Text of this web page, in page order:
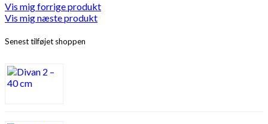
Vis mig forrige produkt
Vis mig næste produkt
Senest tilføjet shoppen